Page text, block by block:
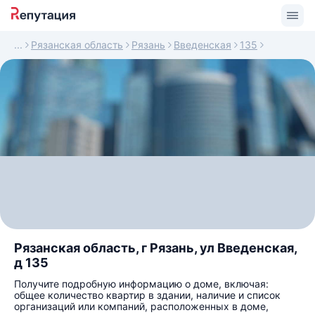
Рязанская область Рязань Введенская 135
Рязанская область, г Рязань, ул Введенская,
д 135
Получите подробную информацию о доме, включая:
общее количество квартир в здании, наличие и список
организаций или компаний, расположенных в доме,